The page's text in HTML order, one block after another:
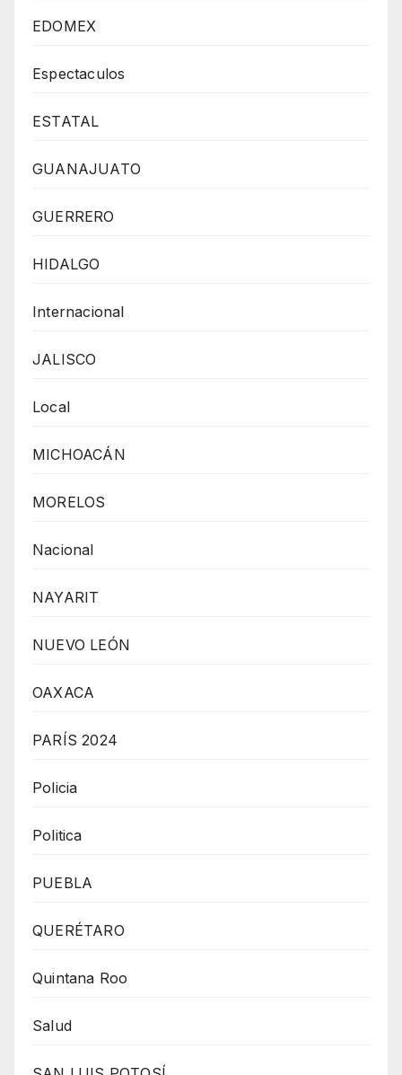
EDOMEX
Espectaculos
ESTATAL
GUANAJUATO
GUERRERO
HIDALGO
Internacional
JALISCO
Local
MICHOACÁN
MORELOS
Nacional
NAYARIT
NUEVO LEÓN
OAXACA
PARÍS 2024
Policia
Politica
PUEBLA
QUERÉTARO
Quintana Roo
Salud